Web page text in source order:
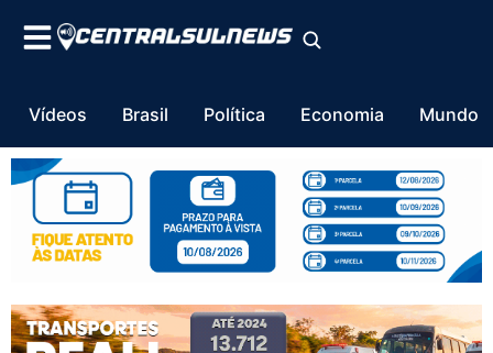
Vídeos Brasil Política Economia Mundo